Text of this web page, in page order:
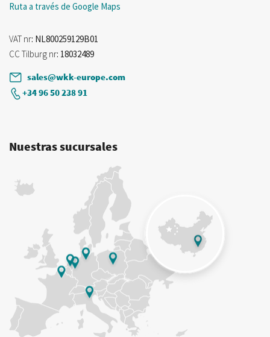
Ruta a través de Google Maps
VAT nr: NL800259129B01
CC Tilburg nr: 18032489
sales@wkk-europe.com
+34 96 50 238 91
Nuestras sucursales